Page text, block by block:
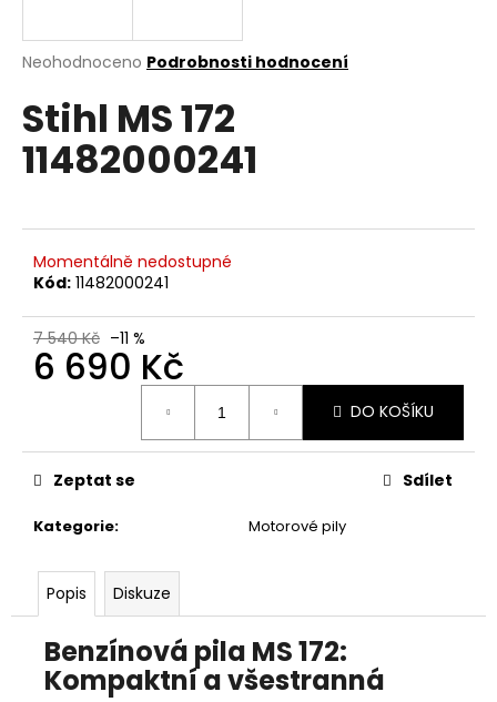
Průměrné
produktu
je
0,0
Neohodnoceno Podrobnosti hodnocení
Stihl MS 172
11482000241
Momentálně nedostupné
Kód: 11482000241
7 540 Kč –11 %
6 690 Kč
DO KOŠÍKU
Kategorie: Motorové pily
Zeptat se Sdílet
Popis Diskuze
Benzínová pila MS 172:
Kompaktní a všestranná
j
t
?
HLEDAT
D
o
r
u
u
e
RYOBI